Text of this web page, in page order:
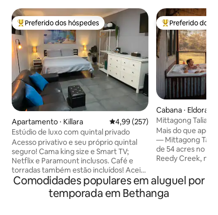
Entre os melhores preferidos dos hóspedes
Preferido dos hóspedes
Apartamento ⋅ Killara 4,99 de uma avaliação média de
4,99 (257)
Estúdio de luxo com quintal privado
Acesso privativo e seu próprio quintal
seguro! Cama king size e Smart TV;
Netflix e Paramount inclusos. Café e
torradas também estão incluídos! Aceita
animais de estimação e tem portinhola
para cachorros. Máquina de lavar e secar
roupa. Cozinha equipada; cooktop
Entre os
Preferido dos
Cabana ⋅ Eldorado
Mittagong Talia |
estreladas
Mais do que
— Mittagong Talia
de 54 acres no
Reedy Creek, no
Beechworth,
a relaxar e
banheira ao ar
Comodidades populares em aluguel por
temporada em Bethanga